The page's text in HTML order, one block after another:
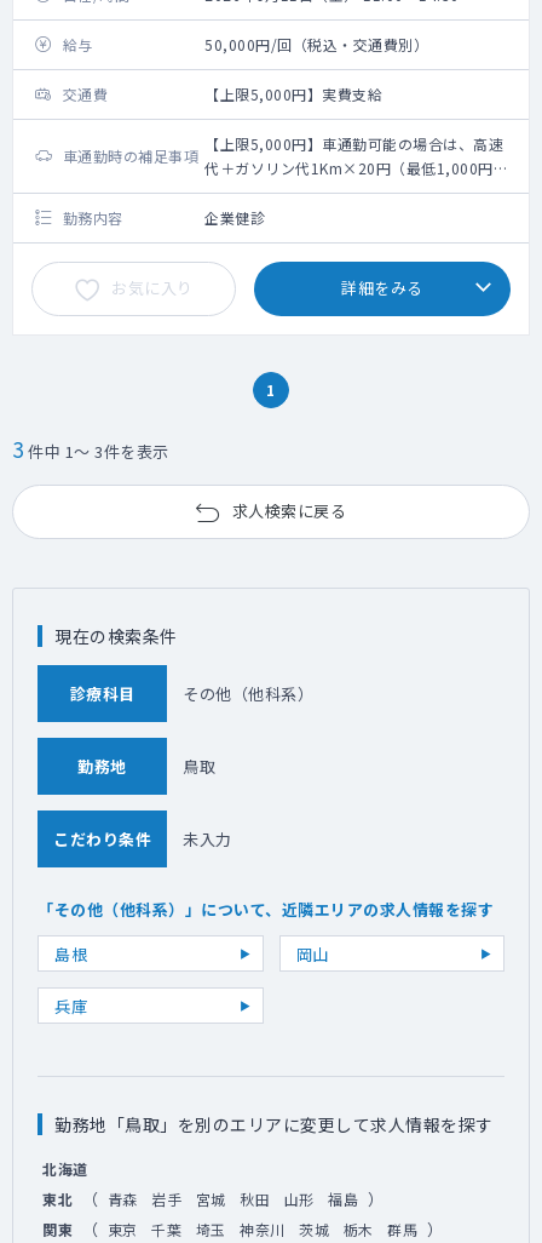
給与 50,000円/回（税込・交通費別）
交通費 【上限5,000円】実費支給
車通勤時の補足事項
【上限5,000円】車通勤可能の場合は、高速
代＋ガソリン代1Km×20円（最低1,000円の
支給あり）
勤務内容
企業健診
お気に入り 詳細をみる
1
3 件中 1～ 3件を表示
求人検索に戻る
現在の検索条件
診療科目 その他（他科系）
勤務地 鳥取
こだわり条件 未入力
「その他（他科系）」について、近隣エリアの求人情報を探す
島根
岡山
兵庫
勤務地「鳥取」を別のエリアに変更して求人情報を探す
北海道
東北
（ 青森 岩手 宮城 秋田 山形 福島 ）
関東 （ 東京 千葉 埼玉 神奈川 茨城 栃木 群馬 ）